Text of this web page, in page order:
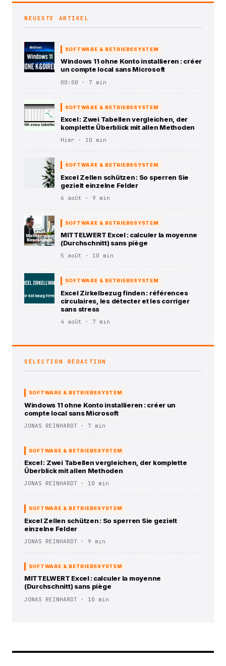
NEUESTE ARTIKEL
SOFTWARE & BETRIEBSSYSTEM
Windows 11 ohne Konto installieren : créer
un compte local sans Microsoft
00:00 · 7 min
SOFTWARE & BETRIEBSSYSTEM
Excel : Zwei Tabellen vergleichen, der
komplette Überblick mit allen Methoden
Hier · 10 min
SOFTWARE & BETRIEBSSYSTEM
Excel Zellen schützen : So sperren Sie
gezielt einzelne Felder
6 août · 9 min
SOFTWARE & BETRIEBSSYSTEM
MITTELWERT Excel : calculer la moyenne
(Durchschnitt) sans piège
5 août · 10 min
SOFTWARE & BETRIEBSSYSTEM
Excel Zirkelbezug finden : références
circulaires, les détecter et les corriger
sans stress
4 août · 7 min
SÉLECTION RÉDACTION
SOFTWARE & BETRIEBSSYSTEM
Windows 11 ohne Konto installieren : créer un
compte local sans Microsoft
JONAS REINHARDT · 7 min
SOFTWARE & BETRIEBSSYSTEM
Excel : Zwei Tabellen vergleichen, der komplette
Überblick mit allen Methoden
JONAS REINHARDT · 10 min
SOFTWARE & BETRIEBSSYSTEM
Excel Zellen schützen : So sperren Sie gezielt
einzelne Felder
JONAS REINHARDT · 9 min
SOFTWARE & BETRIEBSSYSTEM
MITTELWERT Excel : calculer la moyenne
(Durchschnitt) sans piège
JONAS REINHARDT · 10 min